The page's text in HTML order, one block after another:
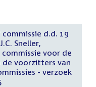
d.d. 19
Sneller,
voor de
de voorzitters van
- verzoek